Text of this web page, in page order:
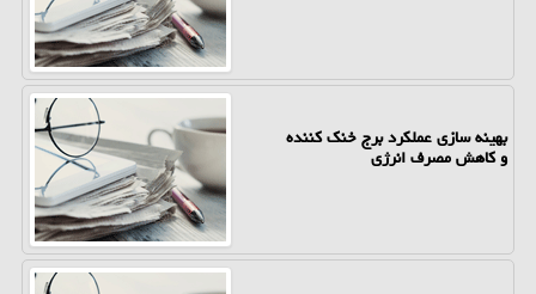
بهینه سازی عملکرد برج خنک کننده
و کاهش مصرف انرژی